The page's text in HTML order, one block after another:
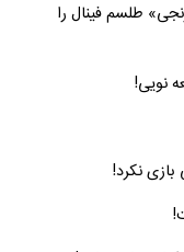
| «لاله‌های نارنجی» طلسم فینال را
نویی!
نکرد!